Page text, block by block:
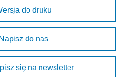
do druku
Napisz do nas
się na newsletter